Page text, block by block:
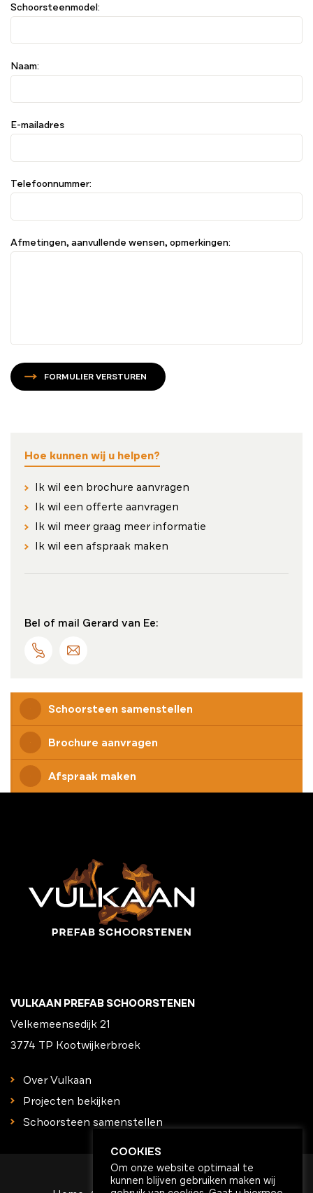
Schoorsteenmodel:
Naam:
E-mailadres
Telefoonnummer:
Afmetingen, aanvullende wensen, opmerkingen:
FORMULIER VERSTUREN
Hoe kunnen wij u helpen?
Ik wil een brochure aanvragen
Ik wil een offerte aanvragen
Ik wil meer graag meer informatie
Ik wil een afspraak maken
Bel of mail Gerard van Ee:
Schoorsteen samenstellen
Brochure aanvragen
Afspraak maken
VULKAAN PREFAB SCHOORSTENEN
Velkemeensedijk 21
3774 TP Kootwijkerbroek
Over Vulkaan
Projecten bekijken
Schoorsteen samenstellen
COOKIES
Om onze website optimaal te
kunnen blijven gebruiken maken wij